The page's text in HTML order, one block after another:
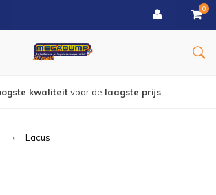
0
Gratisbezorgd vanaf € 150
Lacus